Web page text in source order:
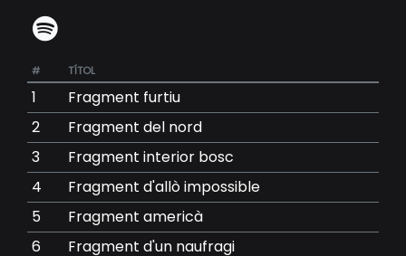
# TÍTOL
1
Fragment furtiu
2
Fragment del nord
3
Fragment interior bosc
4
Fragment d'allò impossible
5
Fragment americà
6
Fragment d'un naufragi